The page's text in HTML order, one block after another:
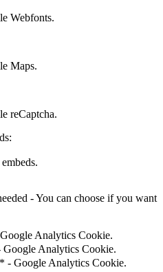
Webfonts.
Maps.
reCaptcha.
- You can choose if you want
Analytics Cookie.
Analytics Cookie.
- Google Analytics Cookie.